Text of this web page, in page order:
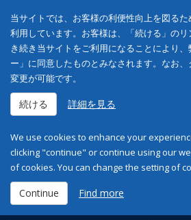
当サイトでは、お客様の利便性向上を図る
利用しています。お客様は、「続ける」の
き続き当サイトをご利用になることにより
ー」に同意したものとみなされます。なお
変更が可能です。
続ける 詳細を見る
We use cookies to enhance your
clicking "continue" or continue using our
of cookies. You can change the setting of
Continue Find more